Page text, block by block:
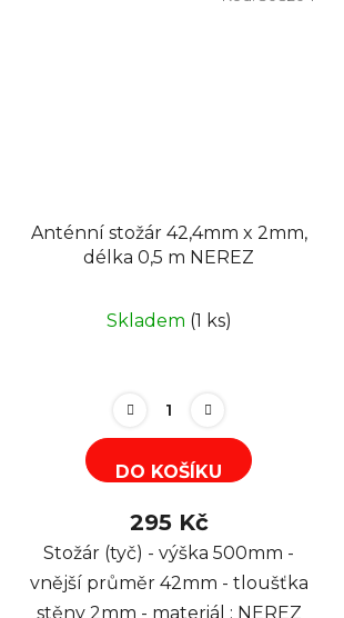
Anténní stožár 42,4mm x 2mm,
délka 0,5 m NEREZ
Skladem (1 ks)
DO KOŠÍKU
295 Kč
Stožár (tyč) - výška 500mm -
vnější průměr 42mm - tloušťka
stěny 2mm - materiál : NEREZ